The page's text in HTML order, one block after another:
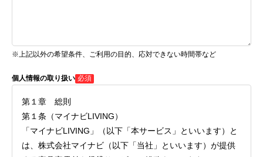
※上記以外の希望条件、ご利用の目的、応対できない時間帯など
個人情報の取り扱い 必須
第１章 総則
第１条（マイナビLIVING）
「マイナビLIVING」（以下「本サービス」といいます）と
は、株式会社マイナビ（以下「当社」といいます）が提供